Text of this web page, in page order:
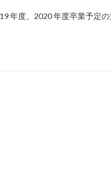
年度、2020 年度卒業予定の